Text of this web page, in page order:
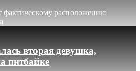
фактическому расположению
вторая девушка,
питбайке